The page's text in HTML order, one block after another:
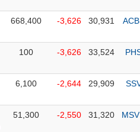
668,400 -3,626 30,931
100 -3,626 33,524
6,100 -2,644 29,909
51,300 -2,550 31,320